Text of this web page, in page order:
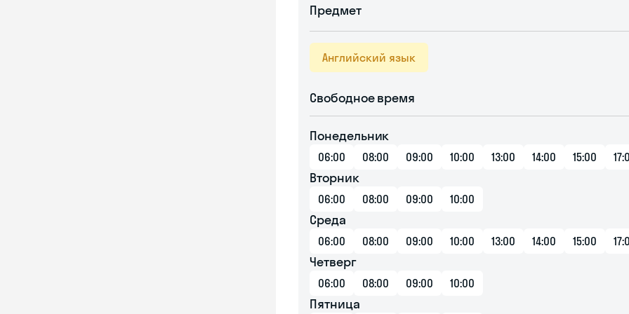
Предмет
Английский язык
Свободное время
Понедельник
06:00 08:00 09:00 10:00 13:00 14:00 15:00
Вторник
06:00 08:00 09:00 10:00
Среда
06:00 08:00 09:00 10:00 13:00 14:00 15:00
Четверг
06:00 08:00 09:00 10:00
Пятница